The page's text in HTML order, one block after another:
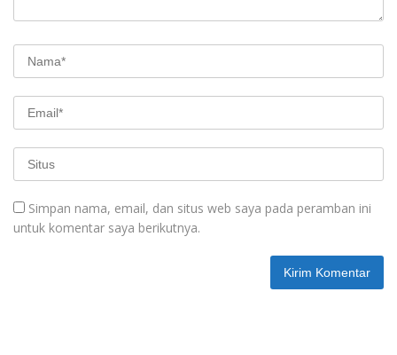
Simpan nama, email, dan situs web saya pada peramban ini
untuk komentar saya berikutnya.